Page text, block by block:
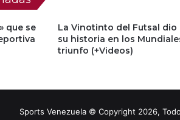
que se
La Vinotinto del Futsal dio
su historia en los
triunfo (+Videos)
Sports Venezuela © Copyright 2026,